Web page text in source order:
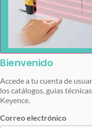
Bienvenido
Accede a tu cuenta de
los catálogos, guías
Keyence.
Correo electrónico